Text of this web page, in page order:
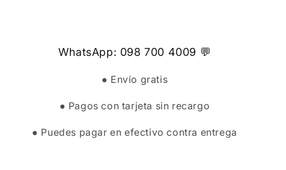
WhatsApp: 098 700 4009 💬
● Envío gratis
● Pagos con tarjeta sin recargo
● Puedes pagar en efectivo contra entrega